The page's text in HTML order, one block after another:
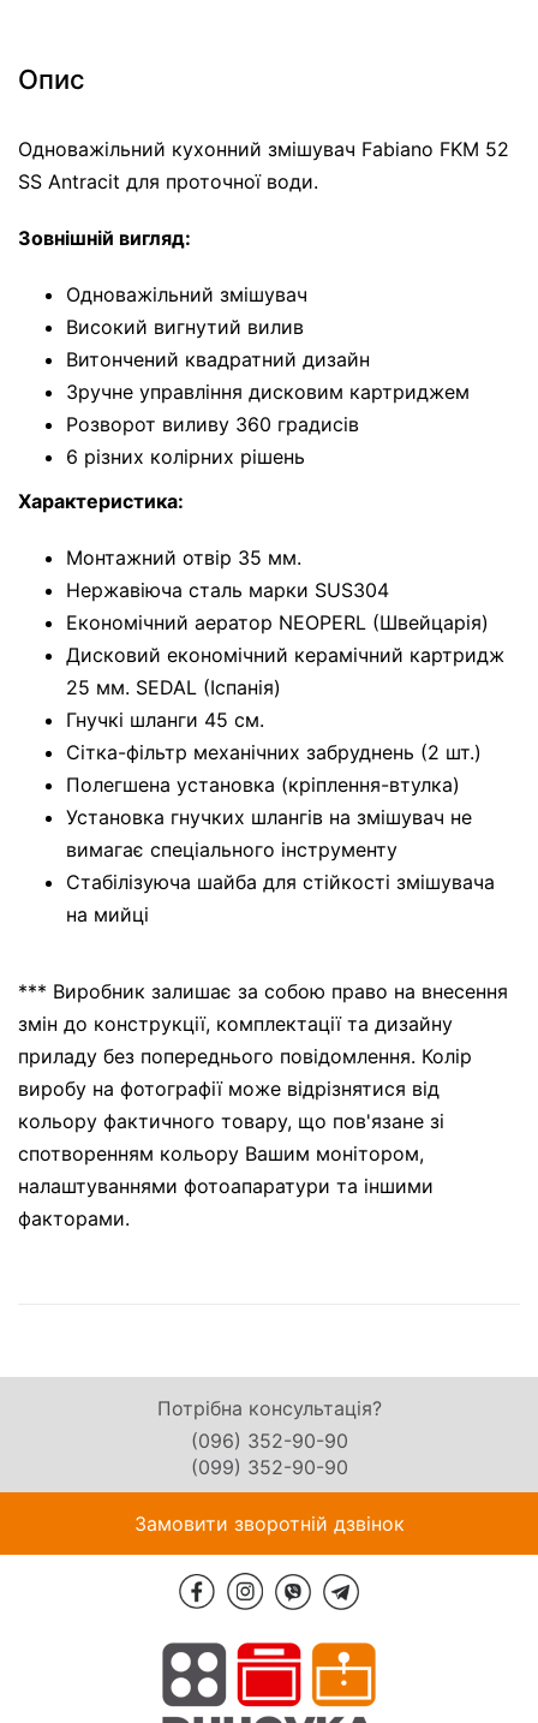
Опис
Одноважільний кухонний змішувач Fabiano FKM 52
SS Antracit для проточної води.
Зовнішній вигляд:
Одноважільний змішувач
Високий вигнутий вилив
Витончений квадратний дизайн
Зручне управління дисковим картриджем
Розворот виливу 360 градисів
6 різних колірних рішень
Характеристика:
Монтажний отвір 35 мм.
Нержавіюча сталь марки SUS304
Економічний аератор NEOPERL (Швейцарія)
Дисковий економічний керамічний картридж
25 мм. SEDAL (Іспанія)
Гнучкі шланги 45 см.
Сітка-фільтр механічних забруднень (2 шт.)
Полегшена установка (кріплення-втулка)
Установка гнучких шлангів на змішувач не
вимагає спеціального інструменту
Стабілізуюча шайба для стійкості змішувача
на мийці
*** Виробник залишає за собою право на внесення
змін до конструкції, комплектації та дизайну
приладу без попереднього повідомлення. Колір
виробу на фотографії може відрізнятися від
кольору фактичного товару, що пов'язане зі
спотворенням кольору Вашим монітором,
налаштуваннями фотоапаратури та іншими
факторами.
Потрібна консультація?
(096) 352-90-90
(099) 352-90-90
Замовити зворотній дзвінок